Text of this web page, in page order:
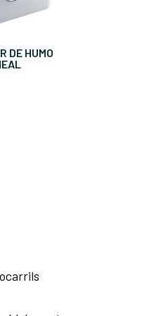
DE HUMO